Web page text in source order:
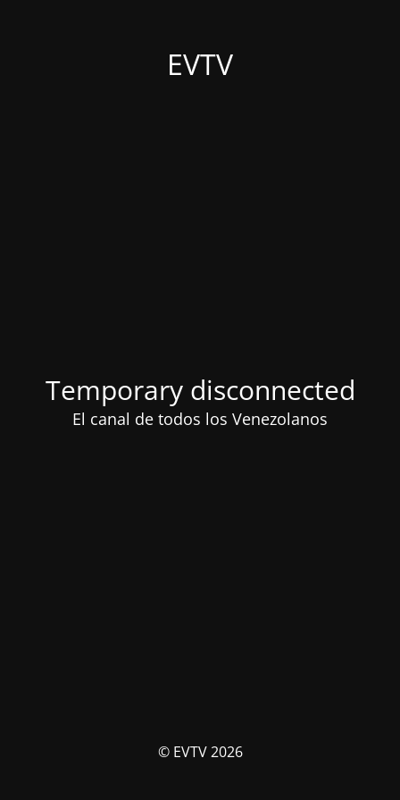
EVTV
Temporary disconnected
El canal de todos los Venezolanos
© EVTV 2026